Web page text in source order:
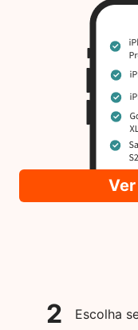
2 Escolha